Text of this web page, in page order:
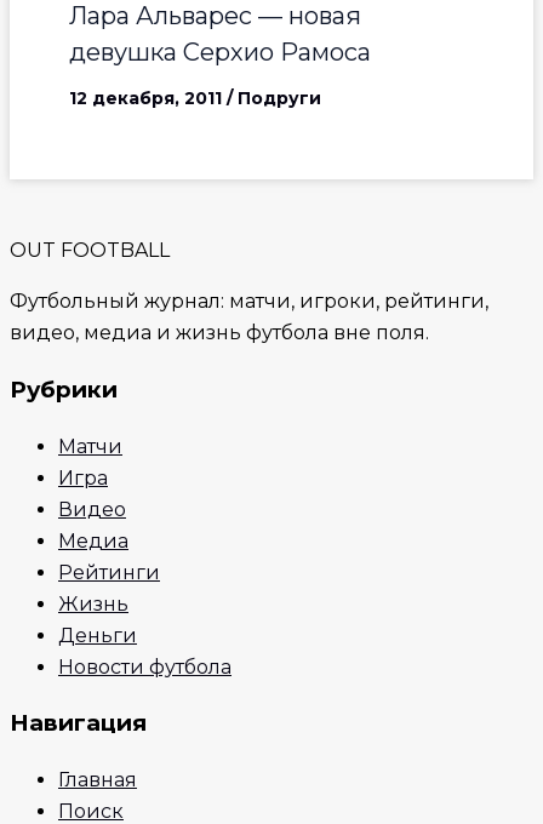
Лара Альварес — новая
девушка Серхио Рамоса
12 декабря, 2011 / Подруги
OUT FOOTBALL
Футбольный журнал: матчи, игроки, рейтинги,
видео, медиа и жизнь футбола вне поля.
Рубрики
Матчи
Игра
Видео
Медиа
Рейтинги
Жизнь
Деньги
Новости футбола
Навигация
Главная
Поиск